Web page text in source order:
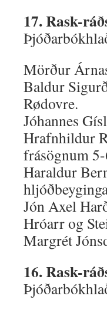
17. Rask-
Mörður
Baldur
Rødovre.
Jóhannes
Hrafnhildur
frásögnum
Haraldur
Jón Axel
Hróarr og
Margrét
16. Rask-